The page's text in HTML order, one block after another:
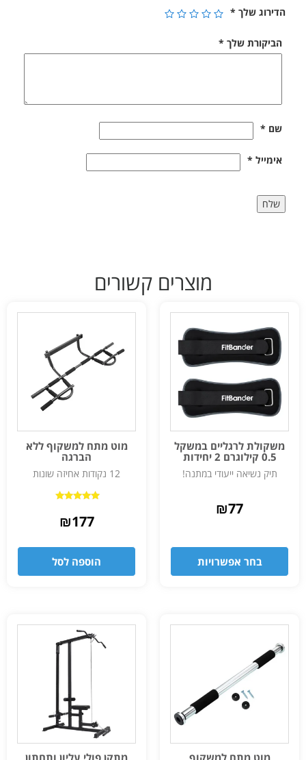
הדירוג שלך *
הביקורת שלך *
שם *
אימייל *
מוצרים קשורים
משקולת לרגליים במשקל
0.5 קילוגרם 2 יחידות
תיק נשיאה ייעודי במתנה!
₪77
בחר אפשרויות
מוט מתח למשקוף ללא
הברגה
12 נקודות אחיזה שונות
4.75
מתוך 5₪177
הוספה לסל